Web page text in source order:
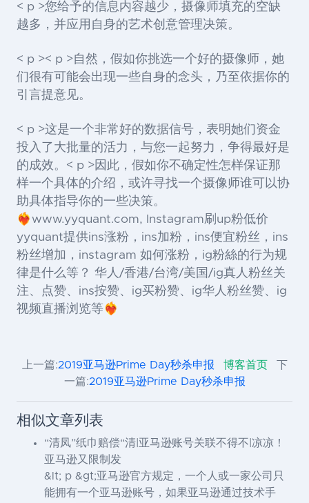
< p >您给予的信息内容越少，摄像师填充的空缺
越多，并应用自身的艺术创意管理决策。
< p >< p >自然，假如你挑选一个好的摄像师，她
们很有可能会出现一些自身的念头，乃至依据你的
引言提意见。
< p >这是一个非常好的数据信号，表明她们资金
投入了大批量的活力，与您一起努力，争得最好是
的成效。< p >因此，假如你不确定性怎样保证那
样一个具体的介绍，或许寻找一个摄像师谁可以协
助具体指导你的一些决策。
❤️‍🔥www.yyquant.com, Instagram刷up粉低价
yyquant提供ins涨粉，ins加粉，ins便宜粉丝，ins
粉丝增加，instagram 如何涨粉，ig粉絲的行为规
律是什么等？ 华人/香港/台湾/美国/ig真人粉丝关
注、点赞、ins按赞、ig买粉赞、ig华人粉丝赞、ig
视频直播浏览等❤️‍🔥
上一篇:2019亚马逊Prime Day秒杀申报 博客首页
下
一篇:2019亚马逊Prime Day秒杀申报
相似文章列表
“清凤”纸巾赔偿“清|亚马逊账号关联不得不|凉凉！
亚马逊又限制发
&lt; p &gt;亚马逊官方规定，一个人或一家公司只
能拥有一个亚马逊账号，如果亚马逊通过技术手